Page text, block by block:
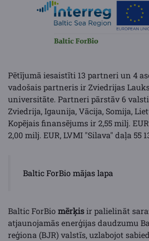
Pētījumā iesaistīti 13 partneri un 4
vadošais partneris ir Zviedrijas
universitāte. Partneri pārstāv 6
Zviedrija, Igaunija, Vācija, Somija,
Kopējais finansējums ir 2,55 milj.
2,00 milj. EUR, LVMI "Silava" daļa 55
Baltic ForBio mājas lapa
Baltic ForBio mērķisir palielināt
atjaunojamās enerģijas daudzumu
reģiona (BJR) valstīs, uzlabojot